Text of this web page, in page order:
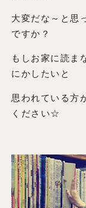
大変だな～と思
ですか？
もしお家に読ま
にかしたいと
思われている方
ください☆